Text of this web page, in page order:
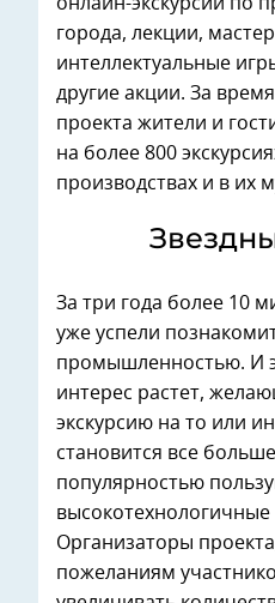
города, лекции,
интеллектуальные
другие акции. За
проекта жители и
на более 800
производствах и в их
За три года более 10
уже успели
промышленностью. И
интерес растет,
экскурсию на то или
становится все
популярностью
высокотехнологичные
Организаторы
пожеланиям